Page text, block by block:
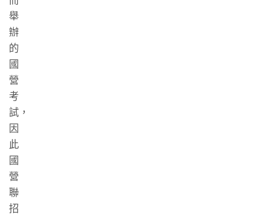
舉
辦
的
國
營
考
試，
因
此
國
營
聯
招